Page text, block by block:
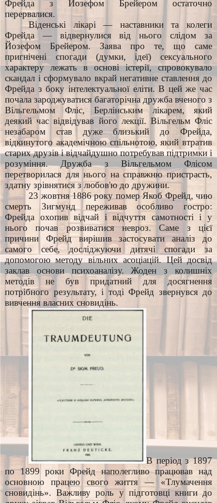
Фрейда з Йозефом Брейером остаточно
перервалися.
Віденські лікарі — наставники та колеги
Фрейда — відвернулися від нього слідом за
Йозефом Брейером. Заява про те, що саме
пригнічені спогади (думки, ідеї) сексуального
характеру лежать в основі істерії, спровокувало
скандал і сформувало вкрай негативне ставлення до
Фрейда з боку інтелектуальної еліти. В цей же час
почала зароджуватися багаторічна дружба вченого з
Вільгельмом Фліс, Берлінським лікарем, який
деякий час відвідував його лекції. Вільгельм Фліс
незабаром став дуже близький до Фрейда,
відкинутого академічною спільнотою, який втратив
старих друзів і відчайдушно потребував підтримки і
розуміння. Дружба з Вільгельмом Флісом
перетворилася для нього на справжню пристрасть,
здатну зрівнятися з любов'ю до дружини.
23 жовтня 1886 року помер Якоб Фрейд, чию
смерть Зигмунд переживав особливо гостро:
Фрейда охопив відчай і відчуття самотності і у
нього почав розвиватися невроз. Саме з цієї
причини Фрейд вирішив застосувати аналіз до
самого себе, досліджуючи дитячі спогади за
допомогою методу вільних асоціацій. Цей досвід
заклав основи психоаналізу. Жоден з колишніх
методів не був придатний для досягнення
потрібного результату, і тоді Фрейд звернувся до
вивчення власних сновидінь.
В період з 1897
по 1899 роки Фрейд наполегливо працював над
основною працею свого життя — «Тлумачення
сновидінь». Важливу роль у підготовці книги до